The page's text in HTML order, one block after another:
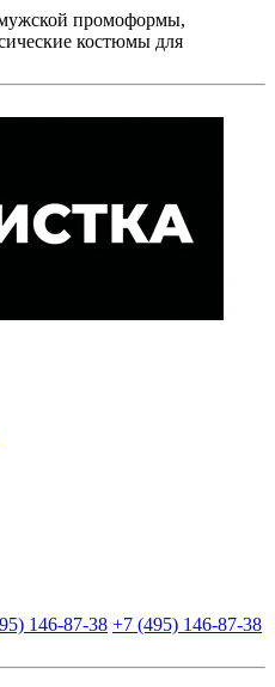
промоформы,
костюмы для
146-87-38 +7 (495) 146-87-38